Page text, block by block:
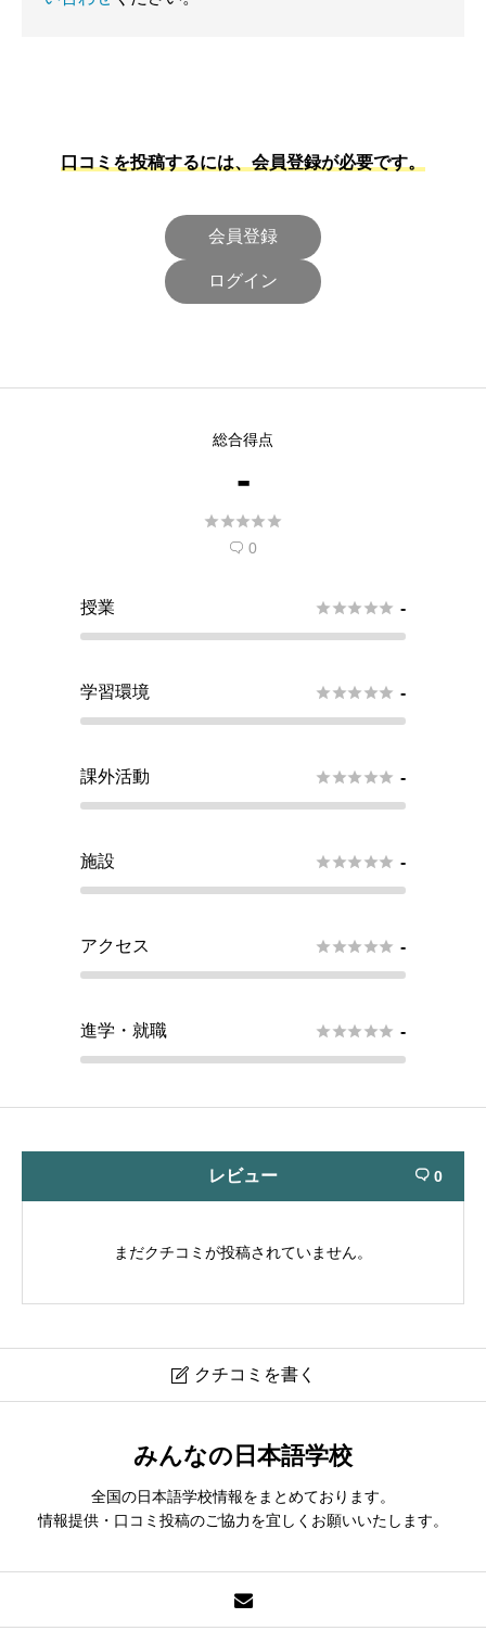
口コミを投稿するには、会員登録が必要です。
会員登録
ログイン
総合得点
-

 0
授業  -
学習環境  -
課外活動  -
施設  -
アクセス  -
進学・就職  -
レビュー  0
まだクチコミが投稿されていません。
 クチコミを書く
Language School
クチコミは会員登録後に投稿できます。
みんなの日本語学校
全国の日本語学校情報をまとめております。
情報提供・口コミ投稿のご協力を宜しくお願いいたします。